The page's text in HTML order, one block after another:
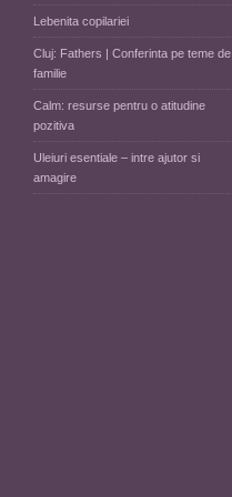
Lebenita copilariei
Cluj: Fathers | Conferinta pe teme de
familie
Calm: resurse pentru o atitudine
pozitiva
Uleiuri esentiale – intre ajutor si
amagire